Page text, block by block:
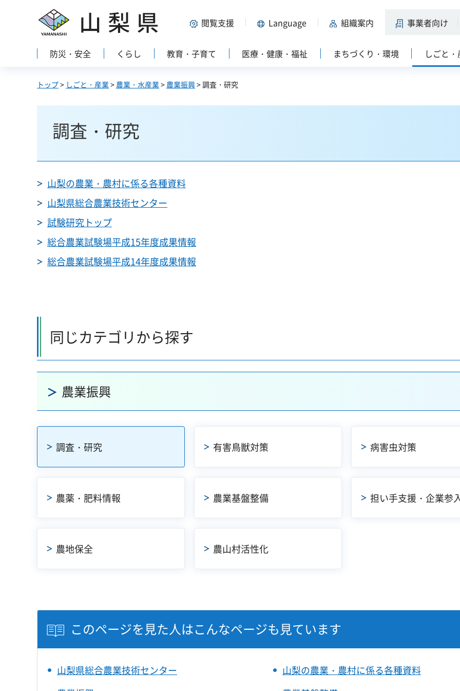
山梨県 閲覧支援 Language 組織案内 事業者向け
防災・安全 くらし 教育・子育て 医療・健康・福祉 まちづくり・環境 しごと
トップ> しごと・産業 > 農業・水産業 > 農業振興> 調査・研究
調査・研究
山梨の農業・農村に係る各種資料
山梨県総合農業技術センター
試験研究トップ
総合農業試験場平成15年度成果情報
総合農業試験場平成14年度成果情報
同じカテゴリから探す
農業振興
調査・研究 有害鳥獣対策 病害虫対策
農薬・肥料情報 農業基盤整備 担い手支援・企業参
農地保全 農山村活性化
このページを見た人はこんなページも見ています
山梨県総合農業技術センター
山梨の農業・農村に係る各種資料